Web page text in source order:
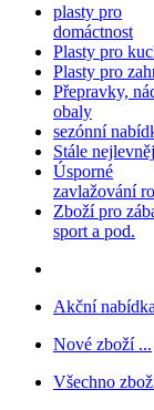
plasty pro
domáctnost
Plasty pro
Plasty pro
Přepravky,
obaly
sezónní
Stále
Úsporné
zavlažování
Zboží pro
sport a pod.
Akční
Nové zboží ...
Všechno